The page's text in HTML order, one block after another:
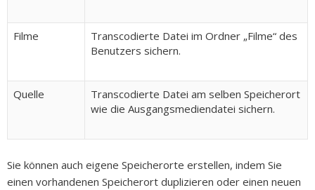
Filme
Transcodierte Datei im Ordner „Filme“ des
Benutzers sichern.
Quelle
Transcodierte Datei am selben Speicherort
wie die Ausgangsmediendatei sichern.
Sie können auch eigene Speicherorte erstellen, indem Sie
einen vorhandenen Speicherort duplizieren oder einen neuen